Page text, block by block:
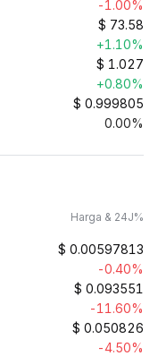
-1.00%
$ 73.58
+1.10%
$ 1.027
+0.80%
$ 0.999805
0.00%
Harga & 24J%
$ 0.00597813
-0.40%
$ 0.093551
-11.60%
$ 0.050826
-4.50%